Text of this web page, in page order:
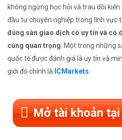
không ngừng học hỏi và trau dồi
đầu tư chuyên nghiệp trong lĩnh vực
đúng sàn giao dịch có uy tín và có
cùng quan trọng . Một trong những
quốc tế được đánh giá là uy tín và
giới đó chính là ICMarkets
Mở tài khoản